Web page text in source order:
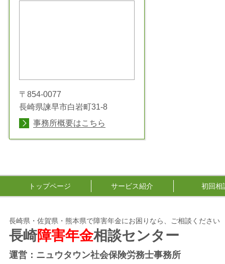
〒854-0077
長崎県諫早市白岩町31-8
事務所概要はこちら
トップページ サービス紹介 初回相
長崎県・佐賀県・熊本県で障害年金にお困りなら、ご相談ください
長崎障害年金相談センター
運営：ニュウタウン社会保険労務士事務所